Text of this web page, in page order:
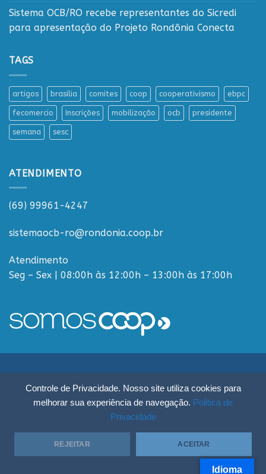
Controle de Privacidade. Nosso site utiliza cookies para
melhorar sua experiência de navegação. Politica de
Privacidade
REJEITAR ACEITAR
Sistema OCB/RO recebe representantes do Sicredi
para apresentação do Projeto Rondônia Conecta
TAGS
artigos brasilia comites coop cooperativismo ebpc
fecomercio Inscrições mobilização ocb presidente
semana sesc
ATENDIMENTO
(69) 99961-4247
sistemaocb-ro@rondonia.coop.br
Atendimento
Seg – Sex | 08:00h às 12:00h – 13:00h às 17:00h
Sistema OCB Rondônia © Todos os Direitos Reservados - R. Paulo
Macalão, 4675 - Flodoaldo Pontes Pinto, Porto Velho - RO, 76820-454
Idioma